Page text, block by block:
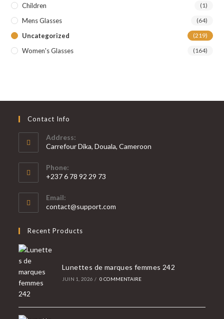
Children (1)
Mens Glasses (64)
Uncategorized (219)
Women's Glasses (164)
Contact Info
Address:
Carrefour Dika, Douala, Cameroon
Phone:
+237 6 78 92 29 73
dans
votre
Email:
contact@support.com
Recent Products
Lunettes de marques femmes 242
JUIN 1, 2026 / 0 COMMENTAIRE